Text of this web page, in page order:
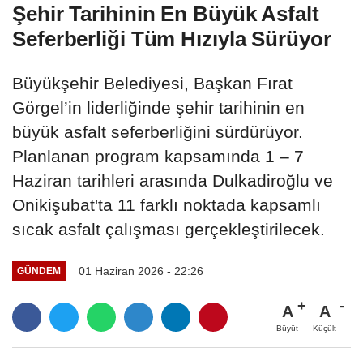
Şehir Tarihinin En Büyük Asfalt
Seferberliği Tüm Hızıyla Sürüyor
Büyükşehir Belediyesi, Başkan Fırat
Görgel’in liderliğinde şehir tarihinin en
büyük asfalt seferberliğini sürdürüyor.
Planlanan program kapsamında 1 – 7
Haziran tarihleri arasında Dulkadiroğlu ve
Onikişubat'ta 11 farklı noktada kapsamlı
sıcak asfalt çalışması gerçekleştirilecek.
GÜNDEM 01 Haziran 2026 - 22:26
A
Büyüt
A
Küçült